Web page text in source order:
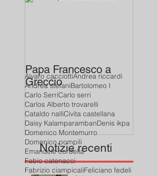
Papa Francesco a
Greccio
Notizie recenti
Alvaro cacciottiAndrea riccardi
Andrea stefaniBartolomeo I
Carlo SerriCarlo serri
Carlos Alberto trovarelli
Cataldo nalliCivita castellana
Daisy KalamparambanDenis ikpa
Domenico Montemurro
Domenico pompili
Emanuele cordella
Fabio catenacci
Fabrizio ciampicaliFeliciano fedeli